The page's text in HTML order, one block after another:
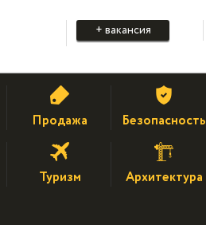
+ вакансия
Продажа Безопасность
Туризм Архитектура